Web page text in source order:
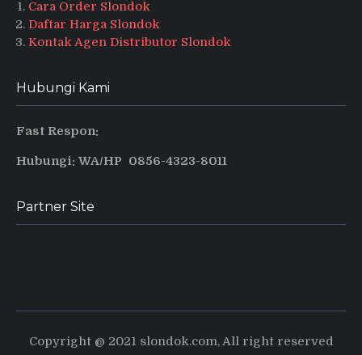
Cara Order Slondok
Daftar Harga Slondok
Kontak Agen Distributor Slondok
Hubungi Kami
Fast Respon:
Hubungi: WA/HP 0856-4323-8011
Partner Site
Copyright @ 2021 slondok.com, All right reserved